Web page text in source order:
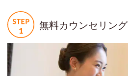
無料カウンセリング